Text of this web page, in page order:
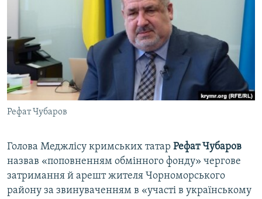
СПЕЦПРОЕКТИ
ВІДЕОУРОКИ «ELIFBE»
СВІДЧЕННЯ ОКУПАЦІЇ
УКРАЇНСЬКА ПРОБЛЕМА КРИМУ
ІНФОГРАФІКА
ЯК ОБІЙТИ БЛОКУВАННЯ
Русский
Qırımtatar
ДОЛУЧАЙСЯ!
Усі сайти RFE/RL
Рефат Чубаров
Голова Меджлісу кримських татар Рефат Чубаров
назвав «поповненням обмінного фонду» чергове
затримання й арешт жителя Чорноморського
району за звинуваченням в «участі в українському